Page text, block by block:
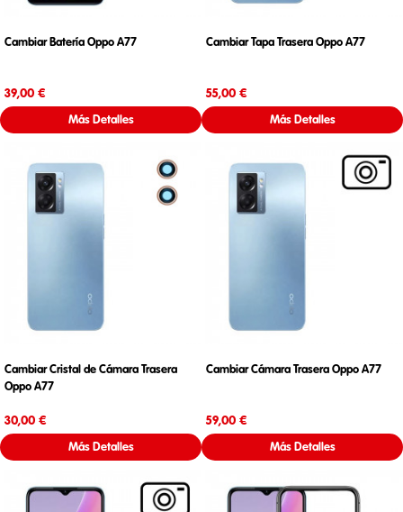
Cambiar Batería Oppo A77
39,00 €
Más Detalles
Cambiar Tapa Trasera Oppo A77
55,00 €
Más Detalles
Cambiar Cristal de Cámara Trasera
Oppo A77
30,00 €
Más Detalles
Cambiar Cámara Trasera Oppo A77
59,00 €
Más Detalles